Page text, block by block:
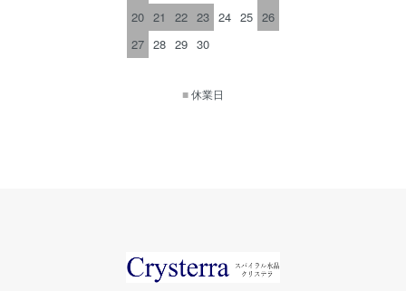
20 21 22 23 24 25 26
27 28 29 30
■休業日